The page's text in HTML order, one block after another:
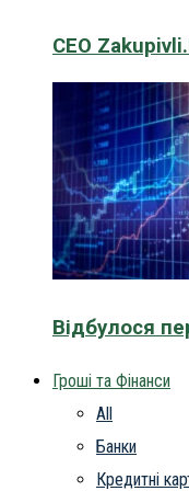
CEO
Відбулося
Гроші та Фінанси
All
Банки
Кредитні